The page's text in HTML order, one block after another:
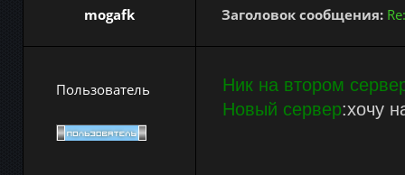
mogafk Заголовок сообщения:
Пользователь
Ник на втором
Новый сервер:хочу